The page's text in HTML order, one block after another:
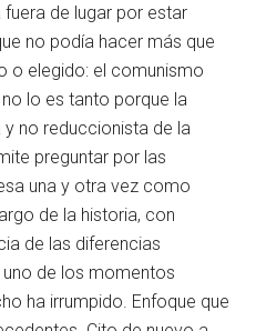
de lugar por estar
no podía hacer más que
o elegido: el comunismo
lo es tanto porque la
no reduccionista de la
preguntar por las
una y otra vez como
de la historia, con
de las diferencias
de los momentos
ha irrumpido. Enfoque que